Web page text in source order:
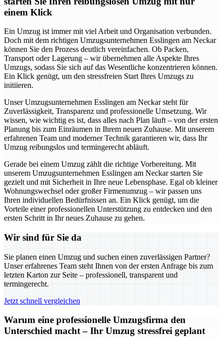
einem Klick
Ein Umzug ist immer mit viel Arbeit und Organisation verbunden.
Doch mit dem richtigen Umzugsunternehmen Esslingen am Neckar
können Sie den Prozess deutlich vereinfachen. Ob Packen,
Transport oder Lagerung – wir übernehmen alle Aspekte Ihres
Umzugs, sodass Sie sich auf das Wesentliche konzentrieren können.
Ein Klick genügt, um den stressfreien Start Ihres Umzugs zu
initiieren.
Unser Umzugsunternehmen Esslingen am Neckar steht für
Zuverlässigkeit, Transparenz und professionelle Umsetzung. Wir
wissen, wie wichtig es ist, dass alles nach Plan läuft – von der ersten
Planung bis zum Einräumen in Ihrem neuen Zuhause. Mit unserem
erfahrenen Team und moderner Technik garantieren wir, dass Ihr
Umzug reibungslos und termingerecht abläuft.
Gerade bei einem Umzug zählt die richtige Vorbereitung. Mit
unserem Umzugsunternehmen Esslingen am Neckar starten Sie
gezielt und mit Sicherheit in Ihre neue Lebensphase. Egal ob kleiner
Wohnungswechsel oder großer Firmenumzug – wir passen uns
Ihren individuellen Bedürfnissen an. Ein Klick genügt, um die
Vorteile einer professionellen Unterstützung zu entdecken und den
ersten Schritt in Ihr neues Zuhause zu gehen.
Wir sind für Sie da
Sie planen einen Umzug und suchen einen zuverlässigen Partner?
Unser erfahrenes Team steht Ihnen von der ersten Anfrage bis zum
letzten Karton zur Seite – professionell, transparent und
termingerecht.
Jetzt schnell vergleichen
Warum eine professionelle Umzugsfirma den
Unterschied macht – Ihr Umzug stressfrei geplant